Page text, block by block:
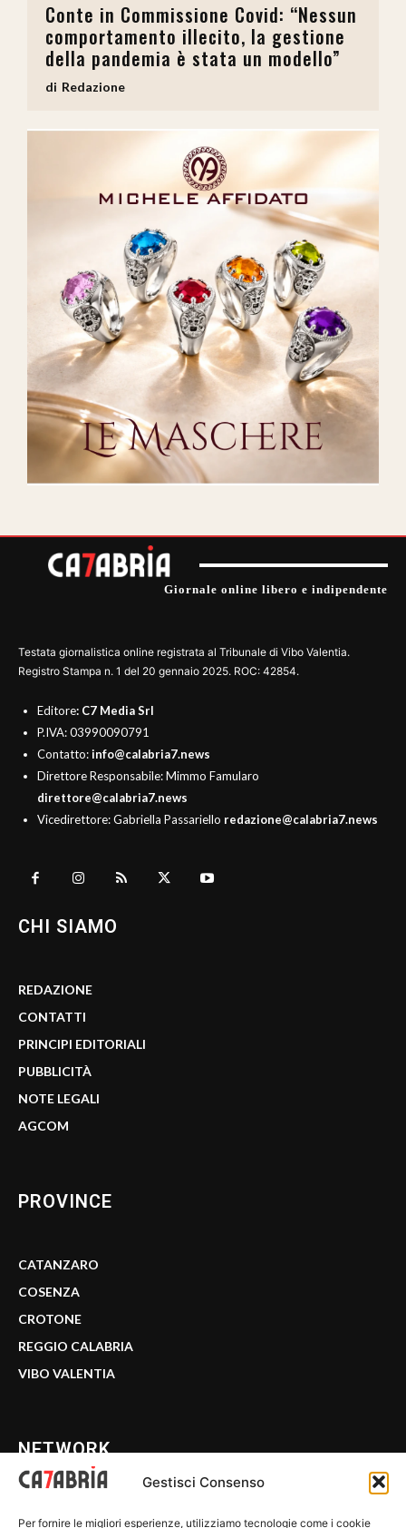
Gestisci Consenso
Per fornire le migliori esperienze, utilizziamo tecnologie come i cookie
Conte in Commissione Covid: “Nessun
comportamento illecito, la gestione
della pandemia è stata un modello”
Redazione
Giornale online libero e indipendente
Testata giornalistica online registrata al Tribunale di Vibo Valentia.
Registro Stampa n. 1 del 20 gennaio 2025. ROC: 42854.
Editore: C7 Media Srl
P.IVA: 03990090791
Contatto:info@calabria7.news
Direttore Responsabile: Mimmo Famularo
direttore@calabria7.news
Vicedirettore: Gabriella Passariello redazione@calabria7.news
CHI SIAMO
REDAZIONE
CONTATTI
PRINCIPI EDITORIALI
PUBBLICITÀ
NOTE LEGALI
AGCOM
PROVINCE
CATANZARO
COSENZA
CROTONE
REGGIO CALABRIA
VIBO VALENTIA
NETWORK